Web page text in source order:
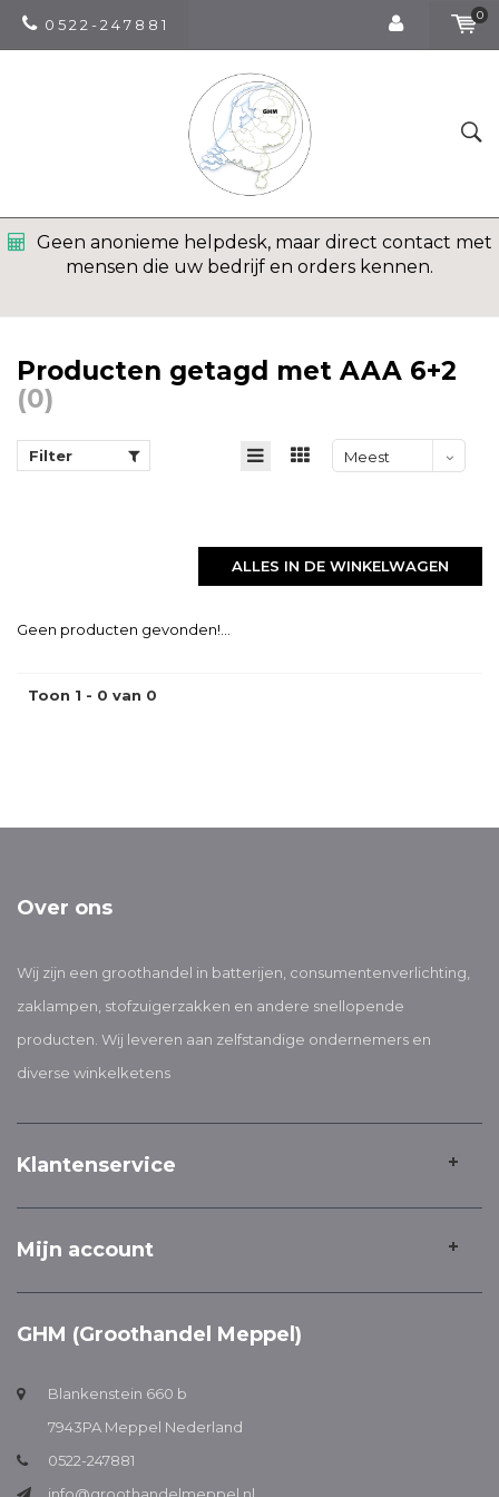
0 5 2 2 - 2 4 7 8 8 1
0
Geen anonieme helpdesk, maar direct contact met
mensen die uw bedrijf en orders kennen.
Producten getagd met AAA 6+2
(0)
Filter
Meest
ALLES IN DE WINKELWAGEN
Geen producten gevonden!...
Toon 1 - 0 van 0
Over ons
Wij zijn een groothandel in batterijen, consumentenverlichting,
zaklampen, stofzuigerzakken en andere snellopende
producten. Wij leveren aan zelfstandige ondernemers en
diverse winkelketens
Klantenservice
Mijn account
GHM (Groothandel Meppel)
Blankenstein 660 b
7943PA Meppel Nederland
0522-247881